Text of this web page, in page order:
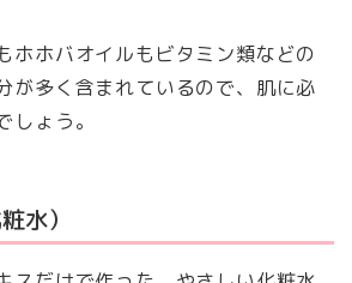
ホホバオイルもビタミン類などの
が多く含まれているので、肌に必
しょう。
水）